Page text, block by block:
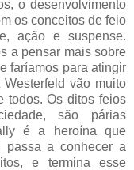
o desenvolvimento
os conceitos de feio
ação e suspense.
a pensar mais sobre
faríamos para atingir
vão muito
todos. Os ditos feios
são párias
é a heroína que
passa a conhecer a
e termina esse